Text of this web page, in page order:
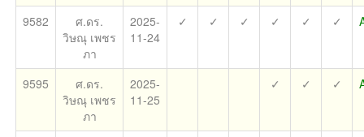
9582
ศ.ดร.
วิษณุ เพชร
ภา
2025-
11-24
✓ ✓ ✓ ✓ ✓ ✓
9595
ศ.ดร.
วิษณุ เพชร
ภา
2025-
11-25
✓ ✓ ✓